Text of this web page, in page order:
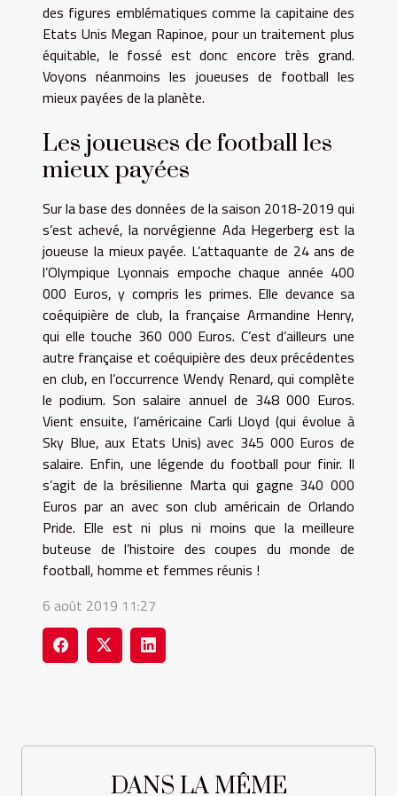
des figures emblématiques comme la capitaine des
Etats Unis Megan Rapinoe, pour un traitement plus
équitable, le fossé est donc encore très grand.
Voyons néanmoins les joueuses de football les
mieux payées de la planète.
Les joueuses de football les
mieux payées
Sur la base des données de la saison 2018-2019 qui
s’est achevé, la norvégienne Ada Hegerberg est la
joueuse la mieux payée. L’attaquante de 24 ans de
l’Olympique Lyonnais empoche chaque année 400
000 Euros, y compris les primes. Elle devance sa
coéquipière de club, la française Armandine Henry,
qui elle touche 360 000 Euros. C’est d’ailleurs une
autre française et coéquipière des deux précédentes
en club, en l’occurrence Wendy Renard, qui complète
le podium. Son salaire annuel de 348 000 Euros.
Vient ensuite, l’américaine Carli Lloyd (qui évolue à
Sky Blue, aux Etats Unis) avec 345 000 Euros de
salaire. Enfin, une légende du football pour finir. Il
s’agit de la brésilienne Marta qui gagne 340 000
Euros par an avec son club américain de Orlando
Pride. Elle est ni plus ni moins que la meilleure
buteuse de l’histoire des coupes du monde de
football, homme et femmes réunis !
6 août 2019 11:27
DANS LA MÊME